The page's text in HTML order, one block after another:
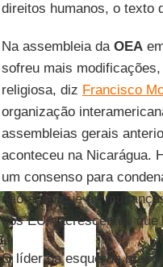
direitos humanos, o texto
Na assembleia da OEA
sofreu mais
religiosa, diz Francisco
organização
assembleias gerais
aconteceu na Nicarágua.
um consenso para
não acho que as
dos EUA acrescentou
O líder da esquerda